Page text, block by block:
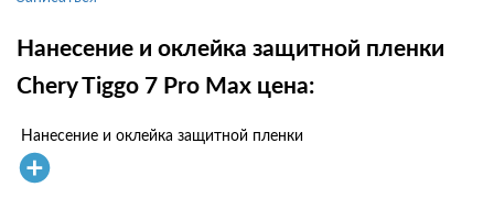
Нанесение и оклейка защитной пленки
Chery Tiggo 7 Pro Max цена:
Нанесение и оклейка защитной пленки